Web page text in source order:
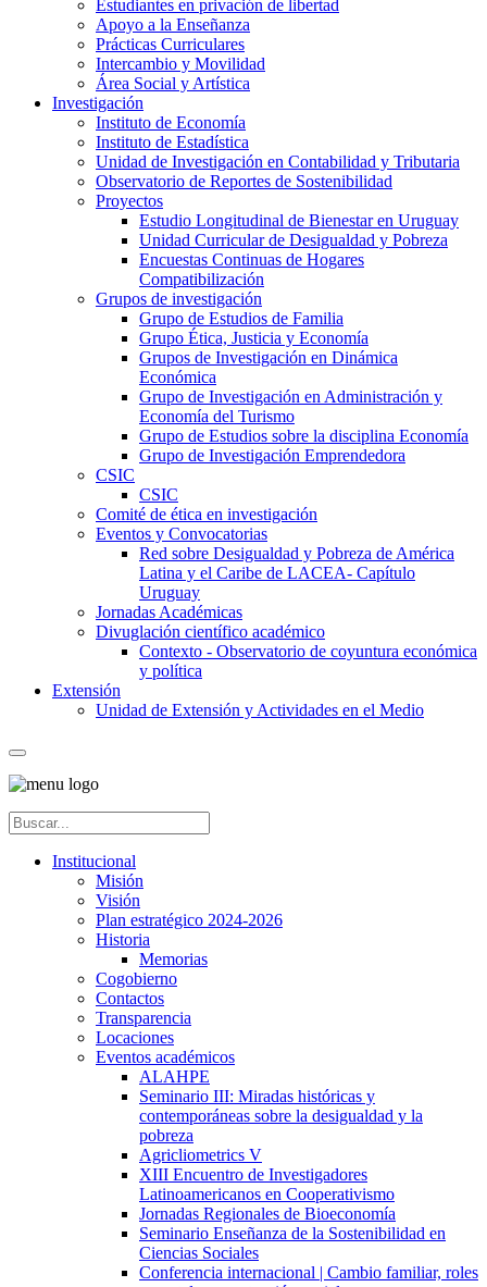
Estudiantes en privación de libertad
Apoyo a la Enseñanza
Prácticas Curriculares
Intercambio y Movilidad
Área Social y Artística
Investigación
Instituto de Economía
Instituto de Estadística
Unidad de Investigación en Contabilidad y Tributaria
Observatorio de Reportes de Sostenibilidad
Proyectos
Estudio Longitudinal de Bienestar en Uruguay
Unidad Curricular de Desigualdad y Pobreza
Encuestas Continuas de Hogares
Compatibilización
Grupos de investigación
Grupo de Estudios de Familia
Grupo Ética, Justicia y Economía
Grupos de Investigación en Dinámica
Económica
Grupo de Investigación en Administración y
Economía del Turismo
Grupo de Estudios sobre la disciplina Economía
Grupo de Investigación Emprendedora
CSIC
CSIC
Comité de ética en investigación
Eventos y Convocatorias
Red sobre Desigualdad y Pobreza de América
Latina y el Caribe de LACEA- Capítulo
Uruguay
Jornadas Académicas
Divuglación científico académico
Contexto - Observatorio de coyuntura económica
y política
Extensión
Unidad de Extensión y Actividades en el Medio
Institucional
Misión
Visión
Plan estratégico 2024-2026
Historia
Memorias
Cogobierno
Contactos
Transparencia
Locaciones
Eventos académicos
ALAHPE
Seminario III: Miradas históricas y
contemporáneas sobre la desigualdad y la
pobreza
Agricliometrics V
XIII Encuentro de Investigadores
Latinoamericanos en Cooperativismo
Jornadas Regionales de Bioeconomía
Seminario Enseñanza de la Sostenibilidad en
Ciencias Sociales
Conferencia internacional | Cambio familiar, roles